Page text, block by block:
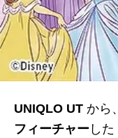
UNIQLO UT から、
フィーチャー した